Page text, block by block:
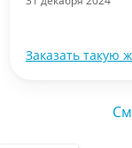
Заказать такую